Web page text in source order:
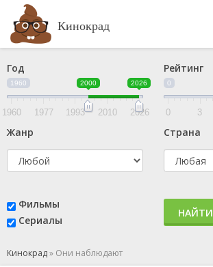
Кинокрад
Год
1960 2000 2026
1960 1977 1993 2010 2026
Рейтинг
0
0 3
Жанр Страна
Фильмы
Сериалы
НАЙТИ
Кинокрад» Они наблюдают